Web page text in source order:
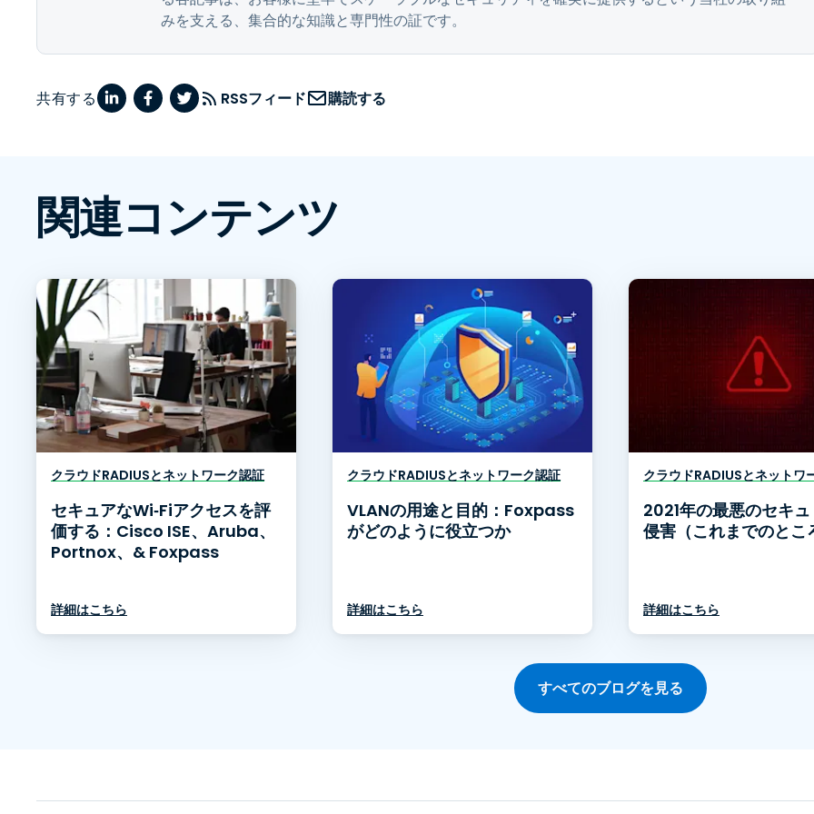
みを支える、集合的な知識と専門性の証です。
共有する RSSフィード 購読する
関連コンテンツ
クラウドRADIUSとネットワーク認証
セキュアなWi‑Fiアクセスを評
価する：Cisco ISE、Aruba、
Portnox、& Foxpass
詳細はこちら
クラウドRADIUSとネットワーク認証
VLANの用途と目的：Foxpass
がどのように役立つか
詳細はこちら
クラウドRADIUSとネットワ
2021年の最悪のセキ
侵害（これまでのとこ
詳細はこちら
すべてのブログを見る